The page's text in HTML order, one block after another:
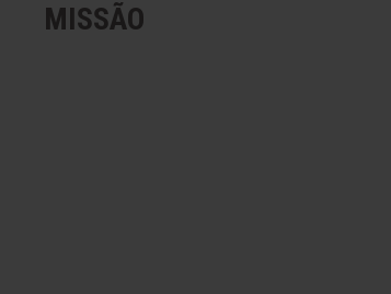
MISSÃO